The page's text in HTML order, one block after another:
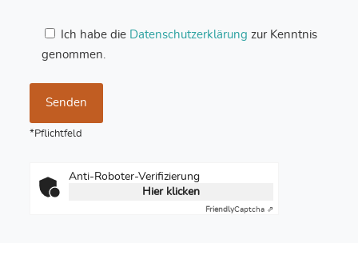
Ich habe die Datenschutzerklärung zur Kenntnis
genommen.
*Pflichtfeld
Anti-Roboter-Verifizierung
Hier klicken
FriendlyCaptcha ⇗